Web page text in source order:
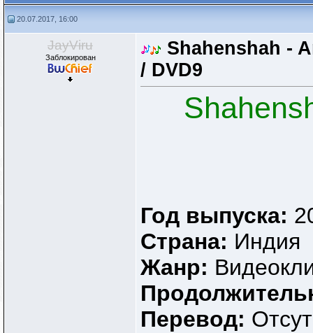
20.07.2017, 16:00
JayViru
Заблокирован
Shahenshah -
/ DVD9
Год выпуска:
Страна: Индия
Жанр:
Перевод: